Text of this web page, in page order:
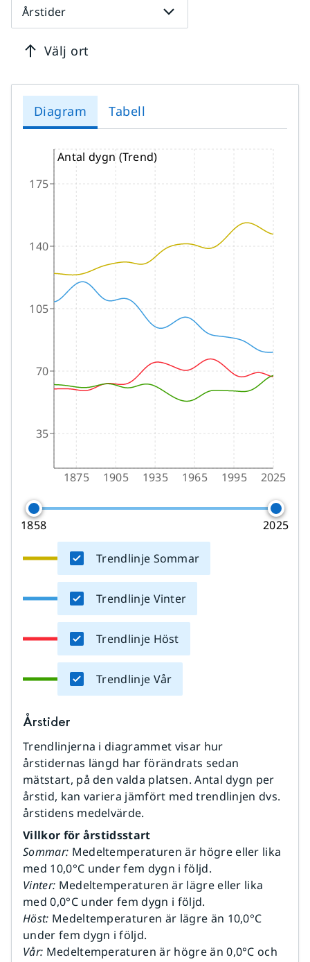
Årstider
Välj ort
Diagram Tabell
1875 1905 1935 1965 1995 2025
35
70
105
140
175
Antal dygn (Trend)
1858 2025
Trendlinje Sommar
Trendlinje Vinter
Trendlinje Höst
Trendlinje Vår
Årstider
Trendlinjerna i diagrammet visar hur
årstidernas längd har förändrats sedan
mätstart, på den valda platsen. Antal dygn per
årstid, kan variera jämfört med trendlinjen dvs.
årstidens medelvärde.
Villkor för årstidsstart
Sommar: Medeltemperaturen är högre eller lika
med 10,0°C under fem dygn i följd.
Vinter: Medeltemperaturen är lägre eller lika
med 0,0°C under fem dygn i följd.
Höst: Medeltemperaturen är lägre än 10,0°C
under fem dygn i följd.
Vår: Medeltemperaturen är högre än 0,0°C och